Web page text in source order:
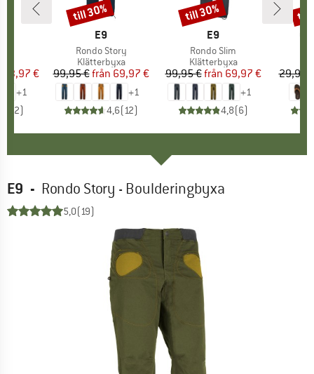
pris
83,97 €
+1
2)
VARUMÄRKE
E9
Produkter
Rondo Story
Produktgrupp
Klätterbyxa
Pris
99,95 € Reducerat pris
från 69,97 €
+1
4,6(12)
Rabatt
till 30%
VARUMÄRKE
E9
Produkter
Rondo Slim
Produktgrupp
Klätterbyxa
Pris
99,95 € Reducerat pris
från 69,97 €
+1
4,8(6)
Rabatt
till 30%
29,95
till
E9 - Rondo Story - Boulderingbyxa
5,0(19)